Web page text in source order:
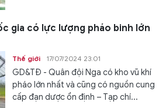
gia có lực lượng pháo binh lớn
Thế giới 17/07/2024 23:01
GD&TĐ - Quân đội Nga có kho vũ khí
pháo lớn nhất và cũng có nguồn cung
cấp đạn dược ổn định – Tạp chí...